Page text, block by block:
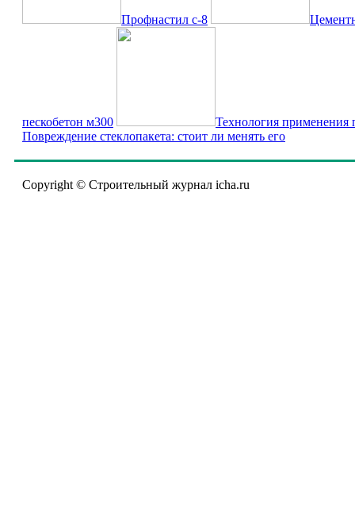
Профнастил с-8
пескобетон м300
Технология применения
Повреждение стеклопакета: стоит ли менять его
Copyright © Строительный журнал icha.ru